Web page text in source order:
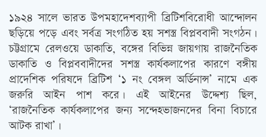
১৯২৪ সালে ভারত উপমহাদেশব্যাপী ব্রিটিশবিরোধী আন্দোলন
ছড়িয়ে পড়ে এবং সর্বত্র সংগঠিত হয় সশস্ত্র বিপ্লববাদী সংগঠন।
চট্টগ্রামে রেলওয়ে ডাকাতি, বঙ্গের বিভিন্ন জায়গায় রাজনৈতিক
ডাকাতি ও বিপ্লববাদীদের সশস্ত্র কার্যকলাপের কারণে বঙ্গীয়
প্রাদেশিক পরিষদে ব্রিটিশ ‘১ নং বেঙ্গল অর্ডিনান্স’ নামে এক
জরুরি আইন পাশ করে। এই আইনের উদ্দেশ্য ছিল,
‘রাজনৈতিক কার্যকলাপের জন্য সন্দেহভাজনদের বিনা বিচারে
আটক রাখা’।